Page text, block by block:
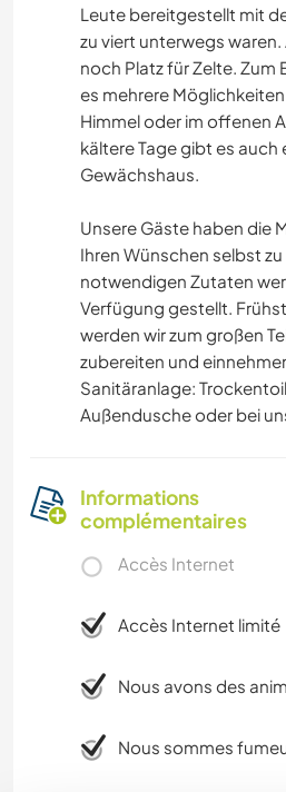
Leute bereitgestellt mit
zu viert unterwegs
noch Platz für Zelte. Zum
es mehrere
Himmel oder im offenen
kältere Tage gibt es auch
Gewächshaus.
Unsere Gäste haben die
Ihren Wünschen selbst
notwendigen Zutaten
Verfügung gestellt.
werden wir zum großen
zubereiten und
Sanitäranlage:
Außendusche oder bei
Informations
complémentaires
Accès Internet
Accès Internet limité
Nous avons des
Nous sommes